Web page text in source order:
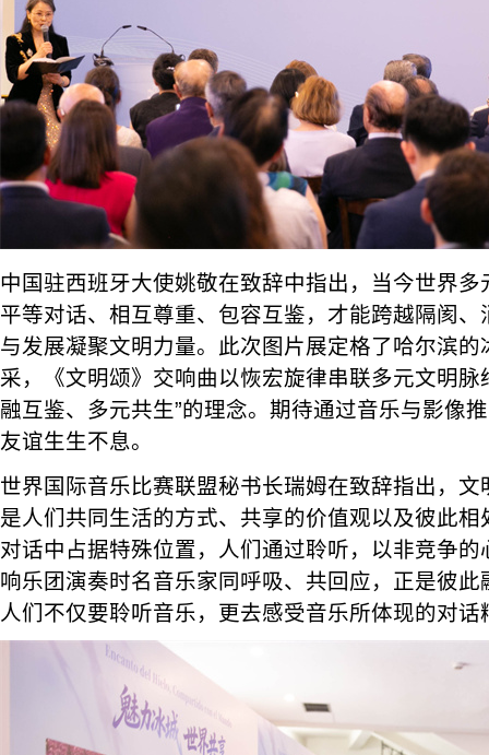
中国驻西班牙大使姚敬在致辞中指出，当今世界
平等对话、相互尊重、包容互鉴，才能跨越隔阂
与发展凝聚文明力量。此次图片展定格了哈尔滨
采，《文明颂》交响曲以恢宏旋律串联多元文明脉
融互鉴、多元共生”的理念。期待通过音乐与影像
友谊生生不息。
世界国际音乐比赛联盟秘书长瑞姆在致辞指出，
是人们共同生活的方式、共享的价值观以及彼此
对话中占据特殊位置，人们通过聆听，以非竞争
响乐团演奏时名音乐家同呼吸、共回应，正是彼
人们不仅要聆听音乐，更去感受音乐所体现的对话